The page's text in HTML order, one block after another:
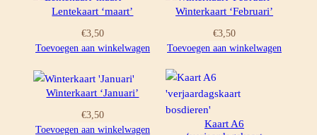
Lentekaart ‘maart’
€3,50
Toevoegen aan winkelwagen
Winterkaart ‘Februari’
€3,50
Toevoegen aan winkelwagen
Winterkaart ‘Januari’
€3,50
Toevoegen aan winkelwagen
Kaart A6